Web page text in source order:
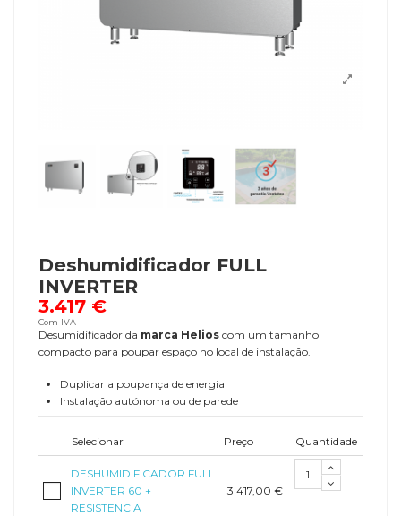
Deshumidificador FULL
INVERTER
3.417 €
Com IVA
Desumidificador da marca Helios com um tamanho
compacto para poupar espaço no local de instalação.
Duplicar a poupança de energia
Instalação autónoma ou de parede
Selecionar Preço Quantidade
DESHUMIDIFICADOR FULL
INVERTER 60 +
RESISTENCIA
3 417,00 €